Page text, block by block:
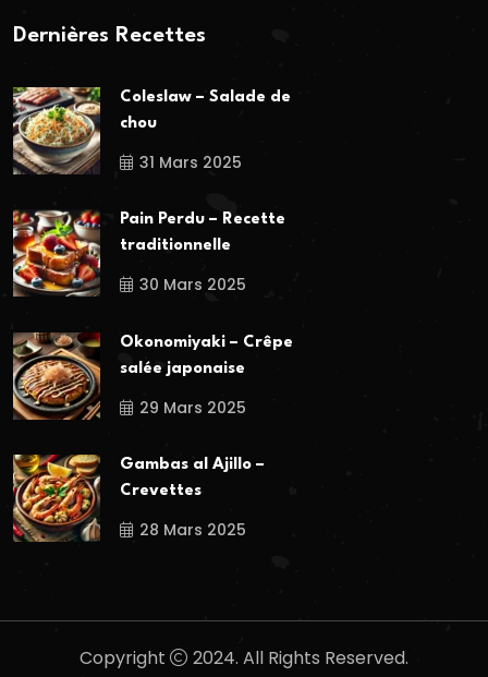
Dernières Recettes
Coleslaw – Salade de
chou
31 Mars 2025
Pain Perdu – Recette
traditionnelle
30 Mars 2025
Okonomiyaki – Crêpe
salée japonaise
29 Mars 2025
Gambas al Ajillo –
Crevettes
28 Mars 2025
Copyright 2024. All Rights Reserved.